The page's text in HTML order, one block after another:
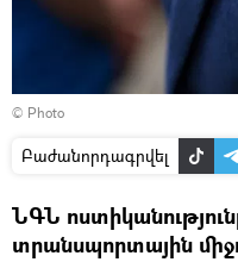
© Photo
Բաժանորդագրվել
ՆԳՆ
տրանսպորտային